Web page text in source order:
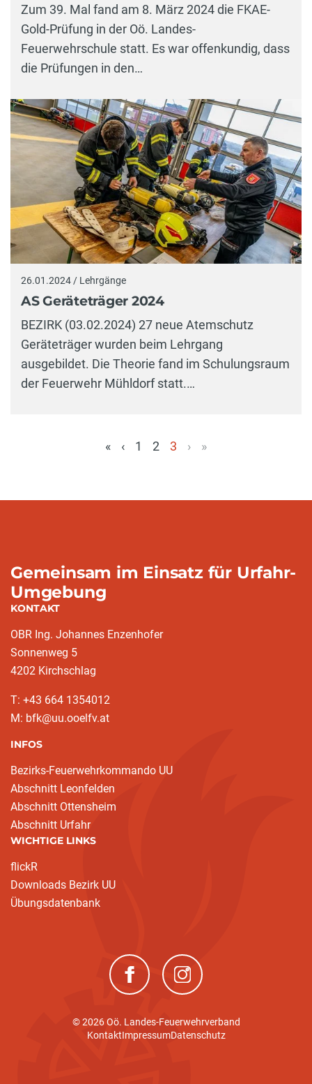
Zum 39. Mal fand am 8. März 2024 die FKAE-
Gold-Prüfung in der Oö. Landes-
Feuerwehrschule statt. Es war offenkundig, dass
die Prüfungen in den…
26.01.2024 / Lehrgänge
AS Geräteträger 2024
BEZIRK (03.02.2024) 27 neue Atemschutz
Geräteträger wurden beim Lehrgang
ausgebildet. Die Theorie fand im Schulungsraum
der Feuerwehr Mühldorf statt.…
« ‹ 1 2
3
› »
Gemeinsam im Einsatz für Urfahr-
Umgebung
KONTAKT
OBR Ing. Johannes Enzenhofer
Sonnenweg 5
4202 Kirchschlag
T: +43 664 1354012
M: bfk@uu.ooelfv.at
INFOS
Bezirks-Feuerwehrkommando UU
Abschnitt Leonfelden
Abschnitt Ottensheim
Abschnitt Urfahr
WICHTIGE LINKS
flickR
Downloads Bezirk UU
Übungsdatenbank
(neues Fenster)(neues Fenster)
© 2026 Oö. Landes-Feuerwehrverband
KontaktImpressumDatenschutz